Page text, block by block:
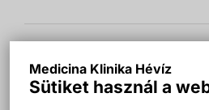
Medicina Klinika Hévíz
Sütiket használ a
alaprajzok